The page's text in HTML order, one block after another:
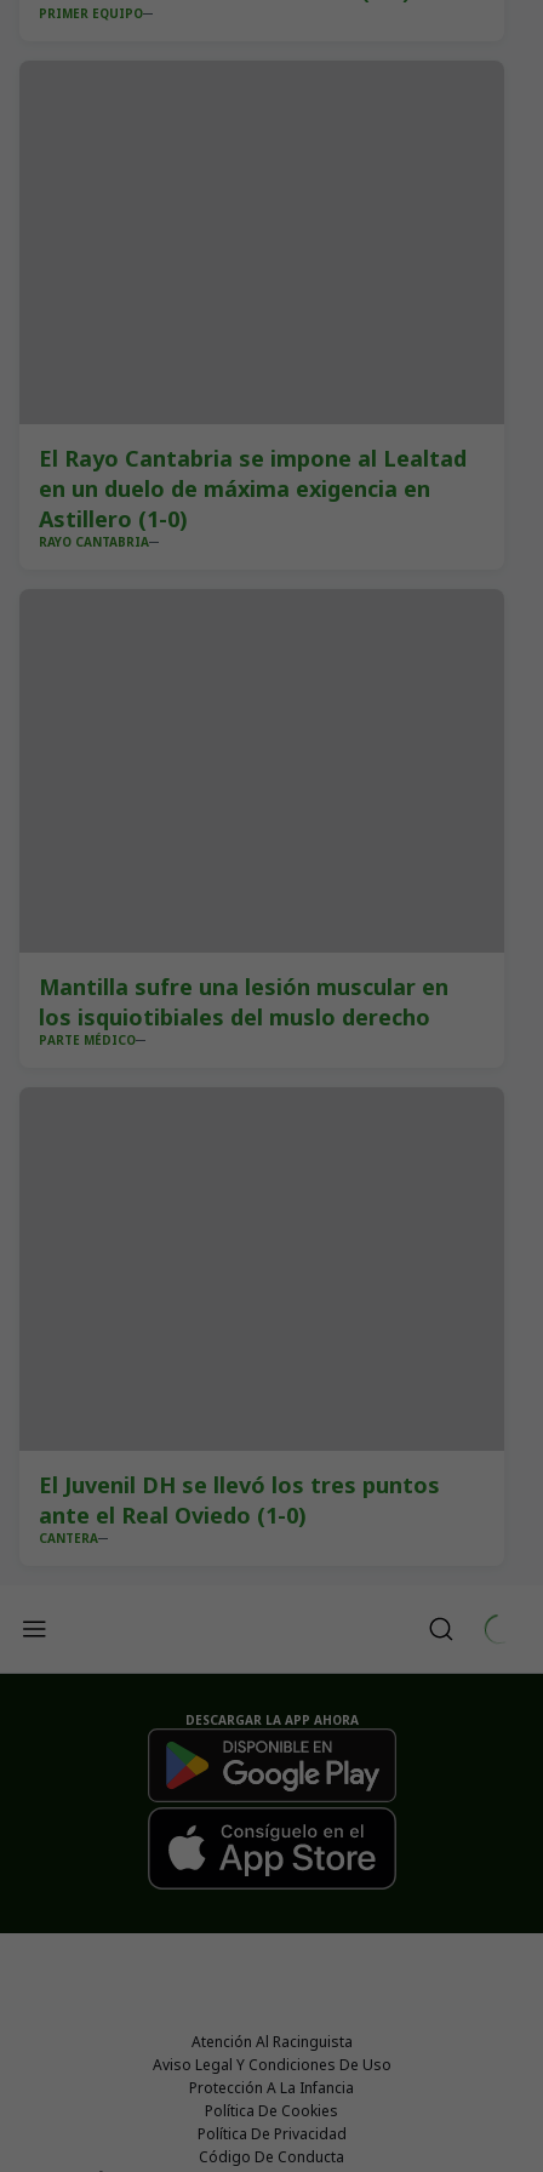
PRIMER EQUIPO
El Rayo Cantabria se impone al Lealtad
en un duelo de máxima exigencia en
Astillero (1-0)
RAYO CANTABRIA
Mantilla sufre una lesión muscular en
los isquiotibiales del muslo derecho
PARTE MÉDICO
El Juvenil DH se llevó los tres puntos
ante el Real Oviedo (1-0)
CANTERA
DESCARGAR LA APP AHORA
Atención Al Racinguista
Aviso Legal Y Condiciones De Uso
Protección A La Infancia
Política De Cookies
Política De Privacidad
Código De Conducta